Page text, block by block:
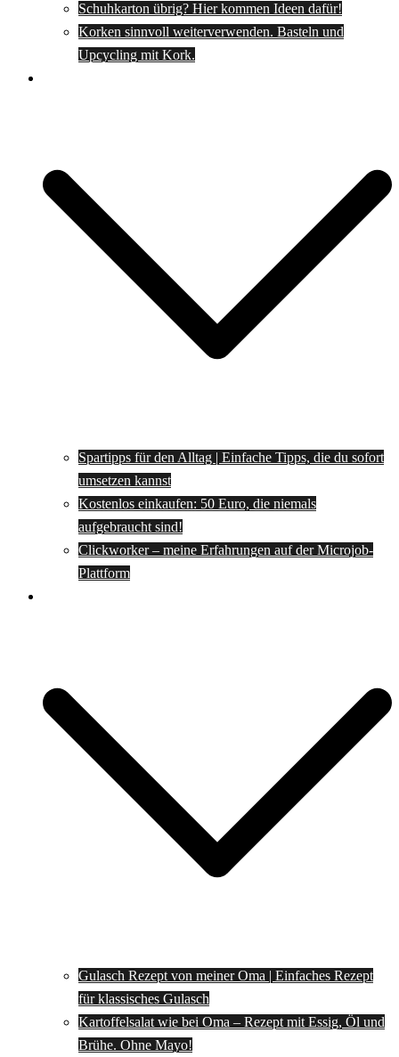
Schuhkarton übrig? Hier kommen Ideen dafür!
Korken sinnvoll weiterverwenden. Basteln und
Upcycling mit Kork.
Spartipps für den Alltag | Einfache Tipps, die du sofort
umsetzen kannst
Kostenlos einkaufen: 50 Euro, die niemals
aufgebraucht sind!
Clickworker – meine Erfahrungen auf der Microjob-
Plattform
Gulasch Rezept von meiner Oma | Einfaches Rezept
für klassisches Gulasch
Kartoffelsalat wie bei Oma – Rezept mit Essig, Öl und
Brühe. Ohne Mayo!